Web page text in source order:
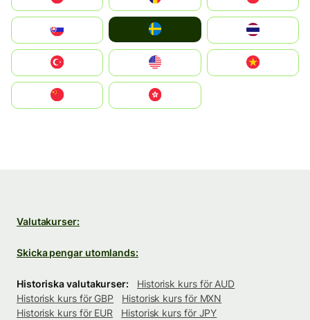
United States
中國香港特別行政區
Valutakurser:
Skicka pengar utomlands:
Historiska valutakurser:
Historisk kurs för AUD
Historisk kurs för GBP
Historisk kurs för MXN
Historisk kurs för EUR
Historisk kurs för JPY